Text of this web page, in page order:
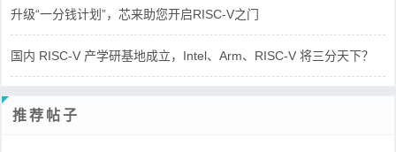
升级“一分钱计划”，芯来助您开启RISC-V之门
国内 RISC-V 产学研基地成立，Intel、Arm、RISC-V 将三分天下？
推荐帖子